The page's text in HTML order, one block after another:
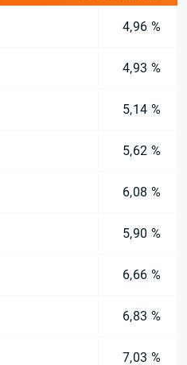
4,96 %
4,93 %
5,14 %
5,62 %
6,08 %
5,90 %
6,66 %
6,83 %
7,03 %